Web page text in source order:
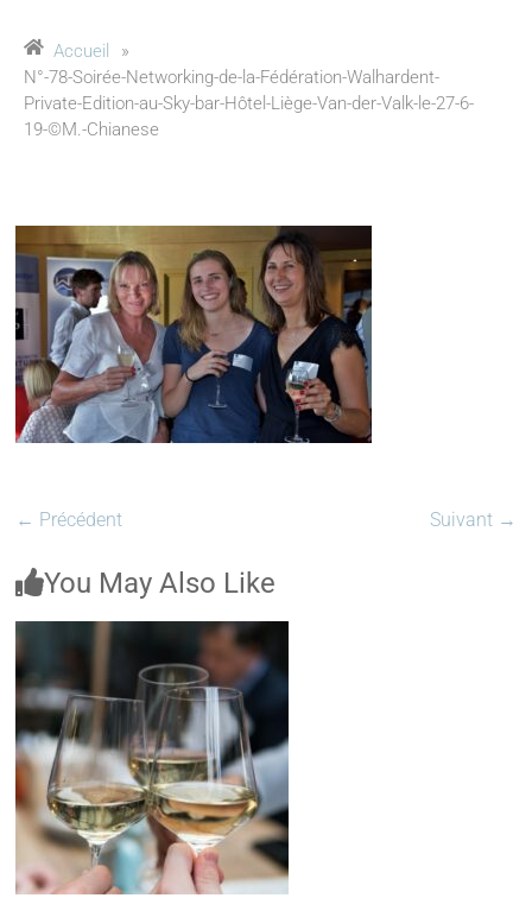
Accueil
»
N°-78-Soirée-Networking-de-la-Fédération-Walhardent-
Private-Edition-au-Sky-bar-Hôtel-Liège-Van-der-Valk-le-27-6-
19-©M.-Chianese
← Précédent Suivant →
You May Also Like